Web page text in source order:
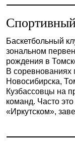
Баскетбольный
зональном
рождения в
В соревнованиях
Новосибирска,
Кузбассовцы на
команд. Часто
«Иркутском»,